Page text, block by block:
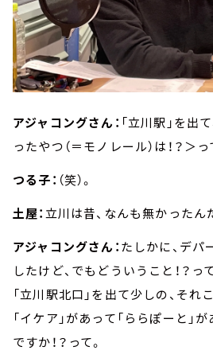
アジャコングさん： 「立川駅」を出
ったやつ（＝モノレール）は！？＞っ
つる子： （笑）。
土屋： 立川は昔、なんも無かったん
アジャコングさん：たしかに、デパ
したけど、でもどういうこと！？っ
「立川駅北口」を出て少しの、それ
「イケア」があって「ららぽーと」
ですか！？って。